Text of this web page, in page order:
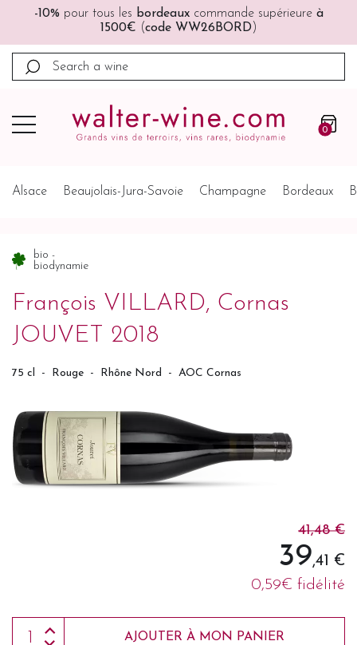
lesbordeaux commande supérieureà
code WW26BORD)
🚚🚚Port
0
Alsace Beaujolais-Jura-Savoie Champagne Bordeaux
bio -
biodynamie
François VILLARD, Cornas
JOUVET 2018
75 cl - Rouge - Rhône Nord - AOC Cornas
41,48 €
39,41 €
0,59€ fidélité
AJOUTER À MON PANIER